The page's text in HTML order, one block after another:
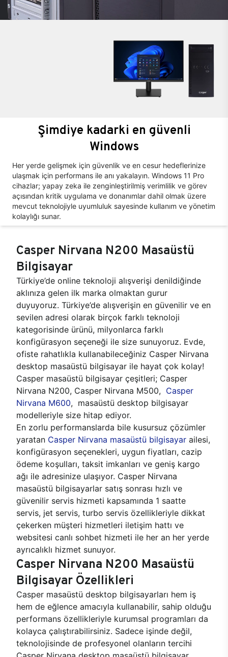
Şimdiye kadarki en güvenli
Windows
Her yerde gelişmek için güvenlik ve en cesur hedeflerinize
ulaşmak için performans ile anı yakalayın. Windows 11 Pro
cihazlar; yapay zeka ile zenginleştirilmiş verimlilik ve görev
açısından kritik uygulama ve donanımlar dahil olmak üzere
mevcut teknolojiyle uyumluluk sayesinde kullanım ve yönetim
kolaylığı sunar.
Casper Nirvana N200 Masaüstü
Bilgisayar
Türkiye’de online teknoloji alışverişi denildiğinde
aklınıza gelen ilk marka olmaktan gurur
duyuyoruz. Türkiye’de alışverişin en güvenilir ve en
sevilen adresi olarak birçok farklı teknoloji
kategorisinde ürünü, milyonlarca farklı
konfigürasyon seçeneği ile size sunuyoruz. Evde,
ofiste rahatlıkla kullanabileceğiniz Casper Nirvana
desktop masaüstü bilgisayar ile hayat çok kolay!
Casper masaüstü bilgisayar çeşitleri; Casper
Nirvana N200, Casper Nirvana M500, Casper
Nirvana M600, masaüstü desktop bilgisayar
modelleriyle size hitap ediyor.
En zorlu performanslarda bile kusursuz çözümler
yaratan Casper Nirvana masaüstü bilgisayar ailesi,
konfigürasyon seçenekleri, uygun fiyatları, cazip
ödeme koşulları, taksit imkanları ve geniş kargo
ağı ile adresinize ulaşıyor. Casper Nirvana
masaüstü bilgisayarlar satış sonrası hızlı ve
güvenilir servis hizmeti kapsamında 1 saatte
servis, jet servis, turbo servis özellikleriyle dikkat
çekerken müşteri hizmetleri iletişim hattı ve
websitesi canlı sohbet hizmeti ile her an her yerde
ayrıcalıklı hizmet sunuyor.
Casper Nirvana N200 Masaüstü
Bilgisayar Özellikleri
Casper masaüstü desktop bilgisayarları hem iş
hem de eğlence amacıyla kullanabilir, sahip olduğu
performans özellikleriyle kurumsal programları da
kolayca çalıştırabilirsiniz. Sadece işinde değil,
teknolojisinde de profesyonel olanların tercihi